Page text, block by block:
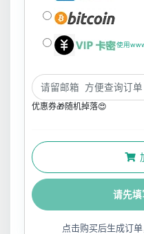
使用
优惠券🎁随机掉落😍
请先
点击购买后生成订